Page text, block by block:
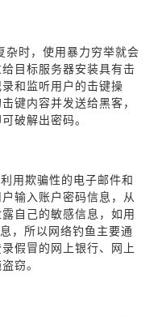
时，使用暴力穷举就会
目标服务器安装具有击
和监听用户的击键操
键内容并发送给黑客，
破解出密码。
用欺骗性的电子邮件和
输入账户密码信息，从
自己的敏感信息，如用
，所以网络钓鱼主要通
假冒的网上银行、网上
窃。